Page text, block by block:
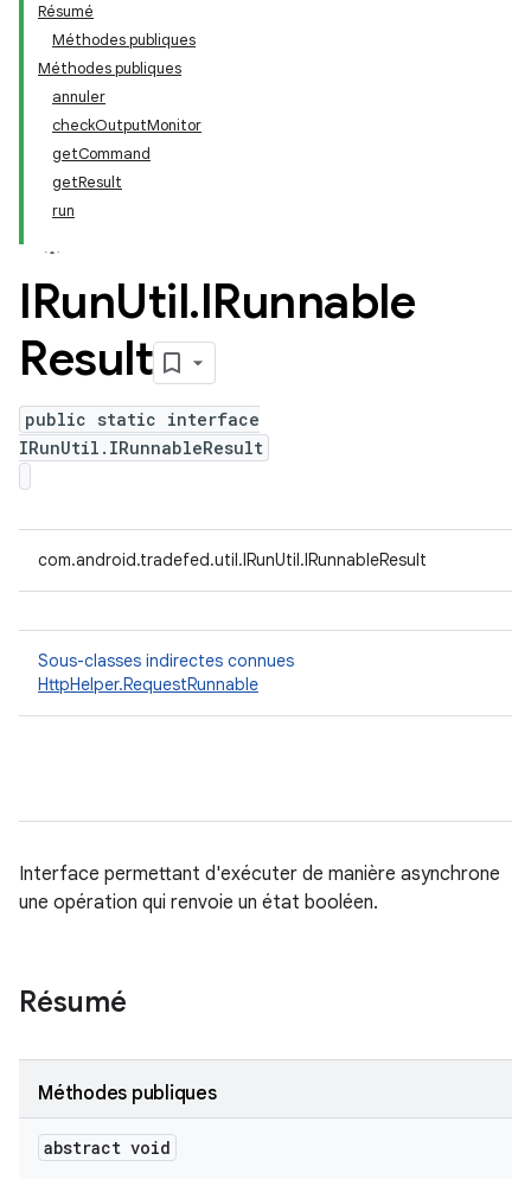
Résumé
Méthodes publiques
Méthodes publiques
annuler
checkOutputMonitor
getCommand
getResult
run
IRunUtil.IRunnable
Result
public static interface
IRunUtil.IRunnableResult
com.android.tradefed.util.IRunUtil.IRunnableResult
Sous-classes indirectes connues
HttpHelper.RequestRunnable
Interface permettant d'exécuter de manière asynchrone
une opération qui renvoie un état booléen.
Résumé
Méthodes publiques
abstract void